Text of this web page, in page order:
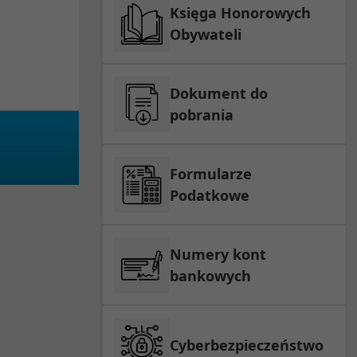
Księga Honorowych
Obywateli
Dokument do
pobrania
Formularze
Podatkowe
Numery kont
bankowych
Cyberbezpieczeństwo